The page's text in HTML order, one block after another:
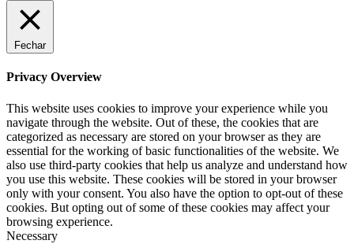
Fechar
Privacy Overview
This website uses cookies to improve your experience while you
navigate through the website. Out of these, the cookies that are
categorized as necessary are stored on your browser as they are
essential for the working of basic functionalities of the website. We
also use third-party cookies that help us analyze and understand how
you use this website. These cookies will be stored in your browser
only with your consent. You also have the option to opt-out of these
cookies. But opting out of some of these cookies may affect your
browsing experience.
Necessary